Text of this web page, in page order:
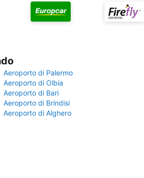
Aeroporto di Palermo
Aeroporto di Olbia
Aeroporto di Bari
Aeroporto di Brindisi
Aeroporto di Alghero